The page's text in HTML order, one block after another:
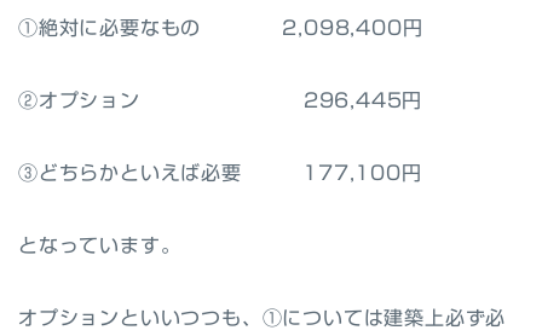
①絶対に必要なもの 2,098,400円
②オプション 296,445円
③どちらかといえば必要 177,100円
となっています。
オプションといいつつも、①については建築上必ず必